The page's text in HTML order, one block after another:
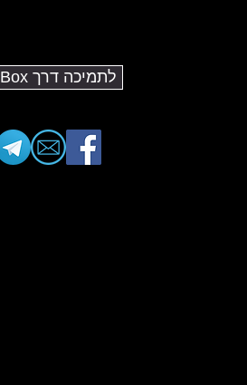
לתמיכה דרך PayBox